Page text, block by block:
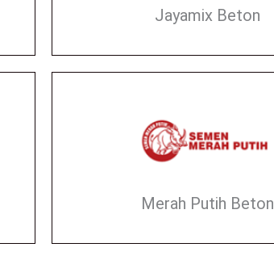
Jayamix Beton
Merah Putih Beton